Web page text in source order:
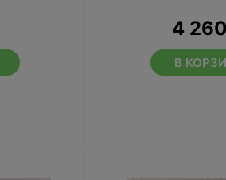
4 260
В